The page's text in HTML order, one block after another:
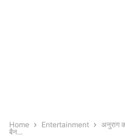
Home Entertainment
अनुराग
बैन...